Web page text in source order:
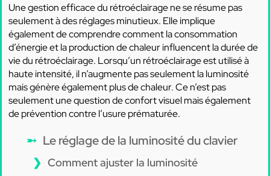
Une gestion efficace du rétroéclairage ne se résume pas
seulement à des réglages minutieux. Elle implique
également de comprendre comment la consommation
d’énergie et la production de chaleur influencent la durée de
vie du rétroéclairage. Lorsqu’un rétroéclairage est utilisé à
haute intensité, il n’augmente pas seulement la luminosité
mais génère également plus de chaleur. Ce n’est pas
seulement une question de confort visuel mais également
de prévention contre l’usure prématurée.
Le réglage de la luminosité du clavier
Comment ajuster la luminosité